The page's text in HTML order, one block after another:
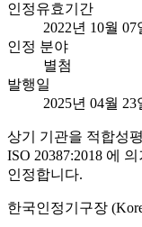
인정유효기간
2022년 10월 07
인정 분야
별첨
발행일
2025년 04월 23
상기 기관을 적합성
ISO 20387:2018 에
인정합니다.
한국인정기구장